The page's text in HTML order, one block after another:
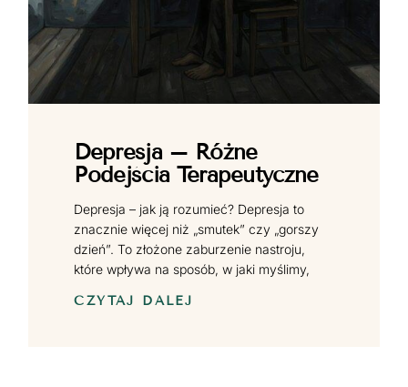
Depresja – Różne
Podejścia Terapeutyczne
Depresja – jak ją rozumieć? Depresja to
znacznie więcej niż „smutek” czy „gorszy
dzień”. To złożone zaburzenie nastroju,
które wpływa na sposób, w jaki myślimy,
CZYTAJ DALEJ